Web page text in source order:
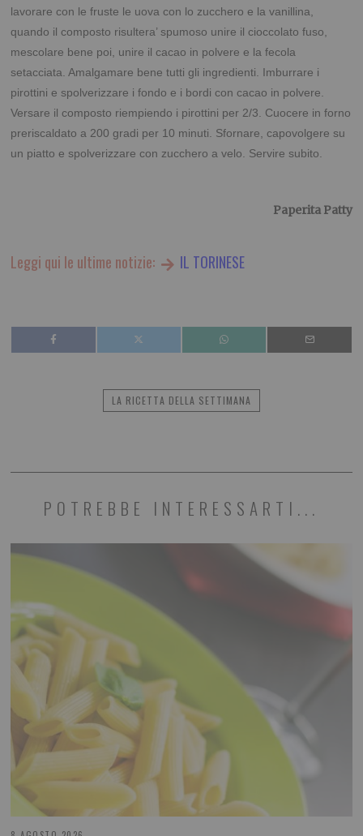
lavorare con le fruste le uova con lo zucchero e la vanillina,
quando il composto risultera’ spumoso unire il cioccolato fuso,
mescolare bene poi, unire il cacao in polvere e la fecola
setacciata. Amalgamare bene tutti gli ingredienti. Imburrare i
pirottini e spolverizzare i fondo e i bordi con cacao in polvere.
Versare il composto riempiendo i pirottini per 2/3. Cuocere in forno
preriscaldato a 200 gradi per 10 minuti. Sfornare, capovolgere su
un piatto e spolverizzare con zucchero a velo. Servire subito.
Paperita Patty
Leggi qui le ultime notizie: IL TORINESE
LA RICETTA DELLA SETTIMANA
POTREBBE INTERESSARTI...